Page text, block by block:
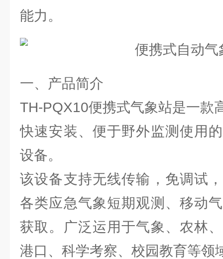
能力。
一、产品简介
TH-PQX10便携式气象站是一款
快速安装、便于野外监测使用
设备。
该设备支持无线传输，免调试
各类应急气象短期观测、移动
获取。广泛运用于气象、农林
港口、科学考察、校园教育等领